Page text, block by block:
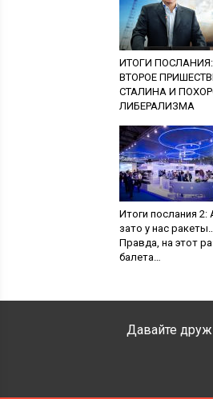
ИТОГИ ПОСЛАНИЯ:
ВТОРОЕ
СТАЛИНА И
ЛИБЕРАЛИЗМА
Итоги послания 2:
зато у нас
Правда, на этот
балета…
Давайте